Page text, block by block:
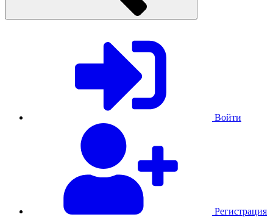
Войти
Регистрация